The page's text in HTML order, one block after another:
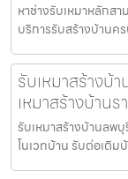
หาช่างรับเหมาหลักส
บริการรับสร้างบ้านค
รับเหมาสร้างบ้
เหมาสร้างบ้าน
รับเหมาสร้างบ้านลพ
โนเวทบ้าน รับต่อเติ